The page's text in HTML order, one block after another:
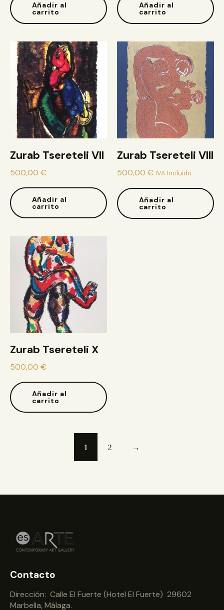
Añadir al
carrito
Añadir al
carrito
Zurab Tsereteli VII
500,00 €
Añadir al
carrito
Zurab Tsereteli VIII
500,00 € IVA Incluido
Añadir al
carrito
Zurab Tsereteli X
500,00 €
Añadir al
carrito
1 2 →
Contacto
Dirección: Calle El Fuerte (Hotel El Fuerte) 29602
Marbella, Málaga.